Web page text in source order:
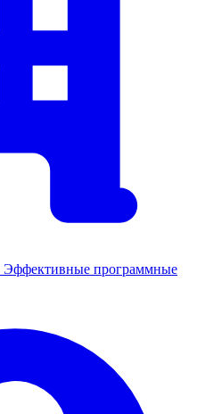
Эффективные программные